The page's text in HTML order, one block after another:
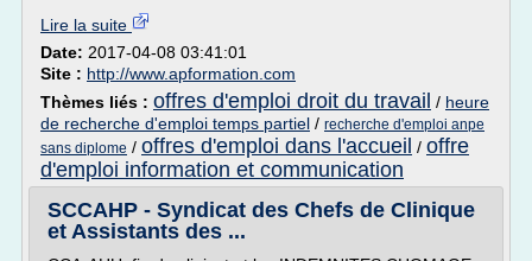
Lire la suite
Date: 2017-04-08 03:41:01
Site : http://www.apformation.com
Thèmes liés : offres d'emploi droit du travail / heure
de recherche d'emploi temps partiel / recherche d'emploi anpe
sans diplome / offres d'emploi dans l'accueil / offre
d'emploi information et communication
SCCAHP - Syndicat des Chefs de Clinique
et Assistants des ...